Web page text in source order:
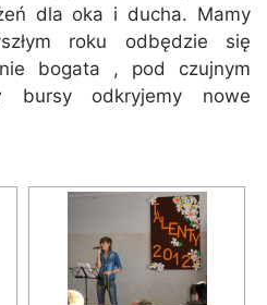
dla oka i ducha. Mamy
roku odbędzie się
bogata , pod czujnym
bursy odkryjemy nowe